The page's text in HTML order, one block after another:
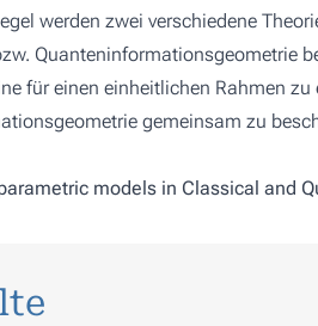
werden zwei verschiedene
Quanteninformationsgeometrie
für einen einheitlichen Rahmen
gemeinsam zu
models in Classical and